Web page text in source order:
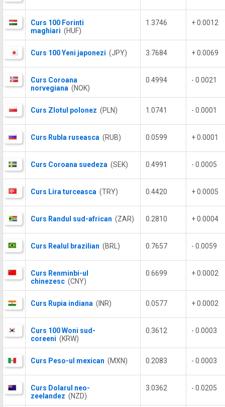
Curs 100 Forinti
maghiari (HUF)
1.3746 + 0.0012
Curs 100 Yeni japonezi (JPY) 3.7684 + 0.0069
Curs Coroana
norvegiana (NOK)
0.4994 - 0.0021
Curs Zlotul polonez (PLN) 1.0741 - 0.0001
Curs Rubla ruseasca (RUB) 0.0599 + 0.0001
Curs Coroana suedeza (SEK) 0.4991 - 0.0005
Curs Lira turceasca (TRY) 0.4420 + 0.0005
Curs Randul sud-african (ZAR) 0.2810 + 0.0004
Curs Realul brazilian (BRL) 0.7657 - 0.0059
Curs Renminbi-ul
chinezesc (CNY)
0.6699 + 0.0002
Curs Rupia indiana (INR) 0.0577 + 0.0002
Curs 100 Woni sud-
coreeni (KRW)
0.3612 - 0.0003
Curs Peso-ul mexican (MXN) 0.2083 - 0.0003
Curs Dolarul neo-
zeelandez (NZD)
3.0362 - 0.0205